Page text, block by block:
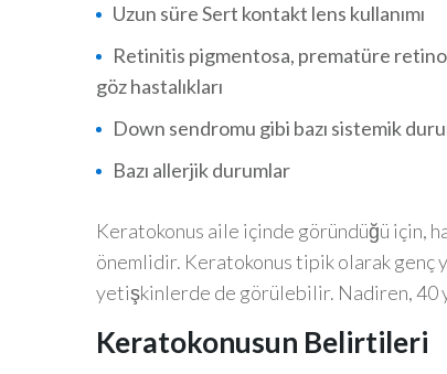
Uzun süre Sert kontakt lens kullanımı
Retinitis pigmentosa, prematüre
göz hastalıkları
Down sendromu gibi bazı sistemik
Bazı allerjik durumlar
Keratokonus aile içinde göründüğü için,
önemlidir. Keratokonus tipik olarak genç
yetişkinlerde de görülebilir. Nadiren, 40
Keratokonusun Belirtileri